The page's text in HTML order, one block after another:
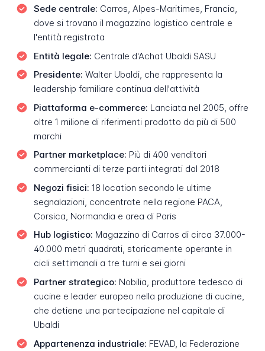
Sede centrale: Carros, Alpes-Maritimes, Francia,
dove si trovano il magazzino logistico centrale e
l'entità registrata
Entità legale: Centrale d'Achat Ubaldi SASU
Presidente: Walter Ubaldi, che rappresenta la
leadership familiare continua dell'attività
Piattaforma e-commerce: Lanciata nel 2005, offre
oltre 1 milione di riferimenti prodotto da più di 500
marchi
Partner marketplace: Più di 400 venditori
commercianti di terze parti integrati dal 2018
Negozi fisici: 18 location secondo le ultime
segnalazioni, concentrate nella regione PACA,
Corsica, Normandia e area di Paris
Hub logistico: Magazzino di Carros di circa 37.000-
40.000 metri quadrati, storicamente operante in
cicli settimanali a tre turni e sei giorni
Partner strategico: Nobilia, produttore tedesco di
cucine e leader europeo nella produzione di cucine,
che detiene una partecipazione nel capitale di
Ubaldi
Appartenenza industriale: FEVAD, la Federazione